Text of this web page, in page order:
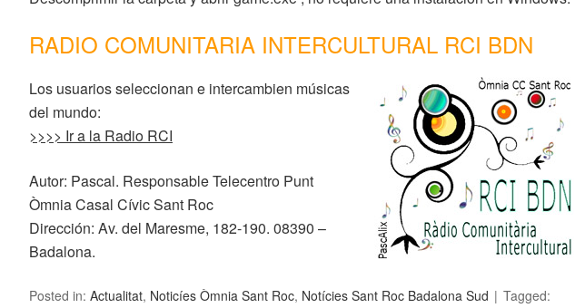
RADIO COMUNITARIA INTERCULTURAL RCI BDN
Los usuarios seleccionan e intercambien músicas
del mundo:
>>>> Ir a la Radio RCI
Autor: Pascal. Responsable Telecentro Punt
Òmnia Casal Cívic Sant Roc
Dirección: Av. del Maresme, 182-190. 08390 –
Badalona.
Posted in: Actualitat, Noticíes Òmnia Sant Roc, Notícies Sant Roc Badalona Sud
Tagged: